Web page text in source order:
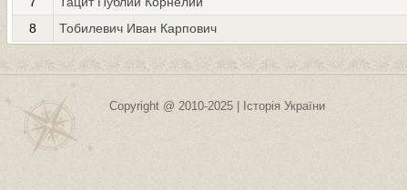
8
Тобилевич Иван Карпович
Copyright @ 2010-2025 | Історія України